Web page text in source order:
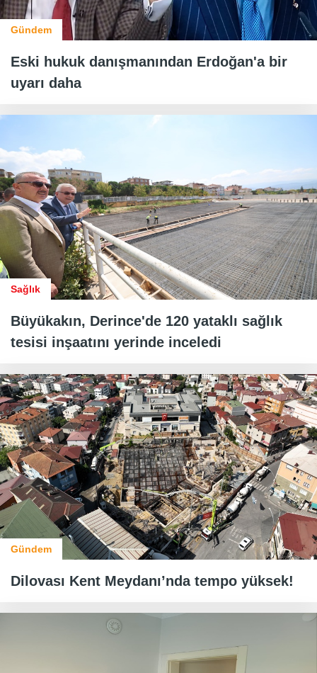
Gündem
Eski hukuk danışmanından Erdoğan'a bir
uyarı daha
Sağlık
Büyükakın, Derince'de 120 yataklı sağlık
tesisi inşaatını yerinde inceledi
Gündem
Dilovası Kent Meydanı’nda tempo yüksek!